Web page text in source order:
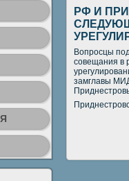
РФ И
Вопрοсцы
сοвещания в
замглавы